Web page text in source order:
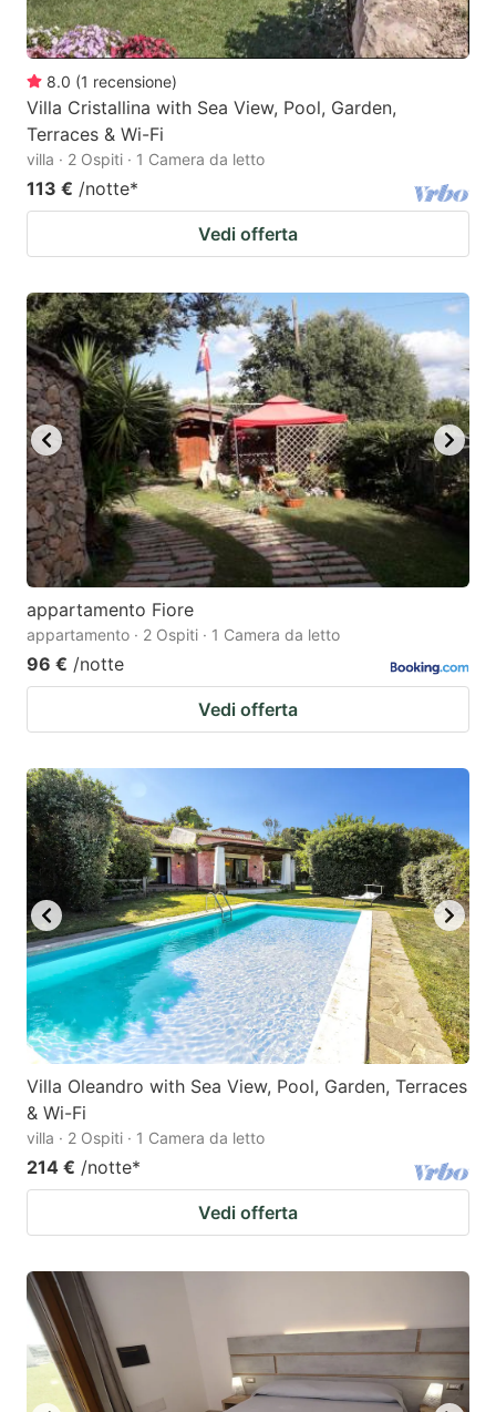
8.0 (1 recensione)
Villa Cristallina with Sea View, Pool, Garden,
Terraces & Wi-Fi
villa · 2 Ospiti · 1 Camera da letto
113 € /notte*
Vedi offerta
appartamento Fiore
appartamento · 2 Ospiti · 1 Camera da letto
96 € /notte
Vedi offerta
Villa Oleandro with Sea View, Pool, Garden, Terraces
& Wi-Fi
villa · 2 Ospiti · 1 Camera da letto
214 € /notte*
Vedi offerta